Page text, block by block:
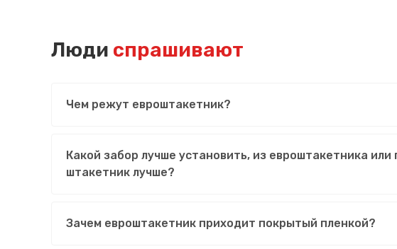
Люди спрашивают
Чем режут евроштакетник?
Какой забор лучше установить, из евроштакетника или
штакетник лучше?
Зачем евроштакетник приходит покрытый пленкой?